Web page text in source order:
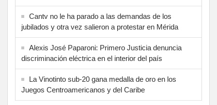
Cantv no le ha parado a las demandas de los
jubilados y otra vez salieron a protestar en Mérida
Alexis José Paparoni: Primero Justicia denuncia
discriminación eléctrica en el interior del país
La Vinotinto sub-20 gana medalla de oro en los
Juegos Centroamericanos y del Caribe